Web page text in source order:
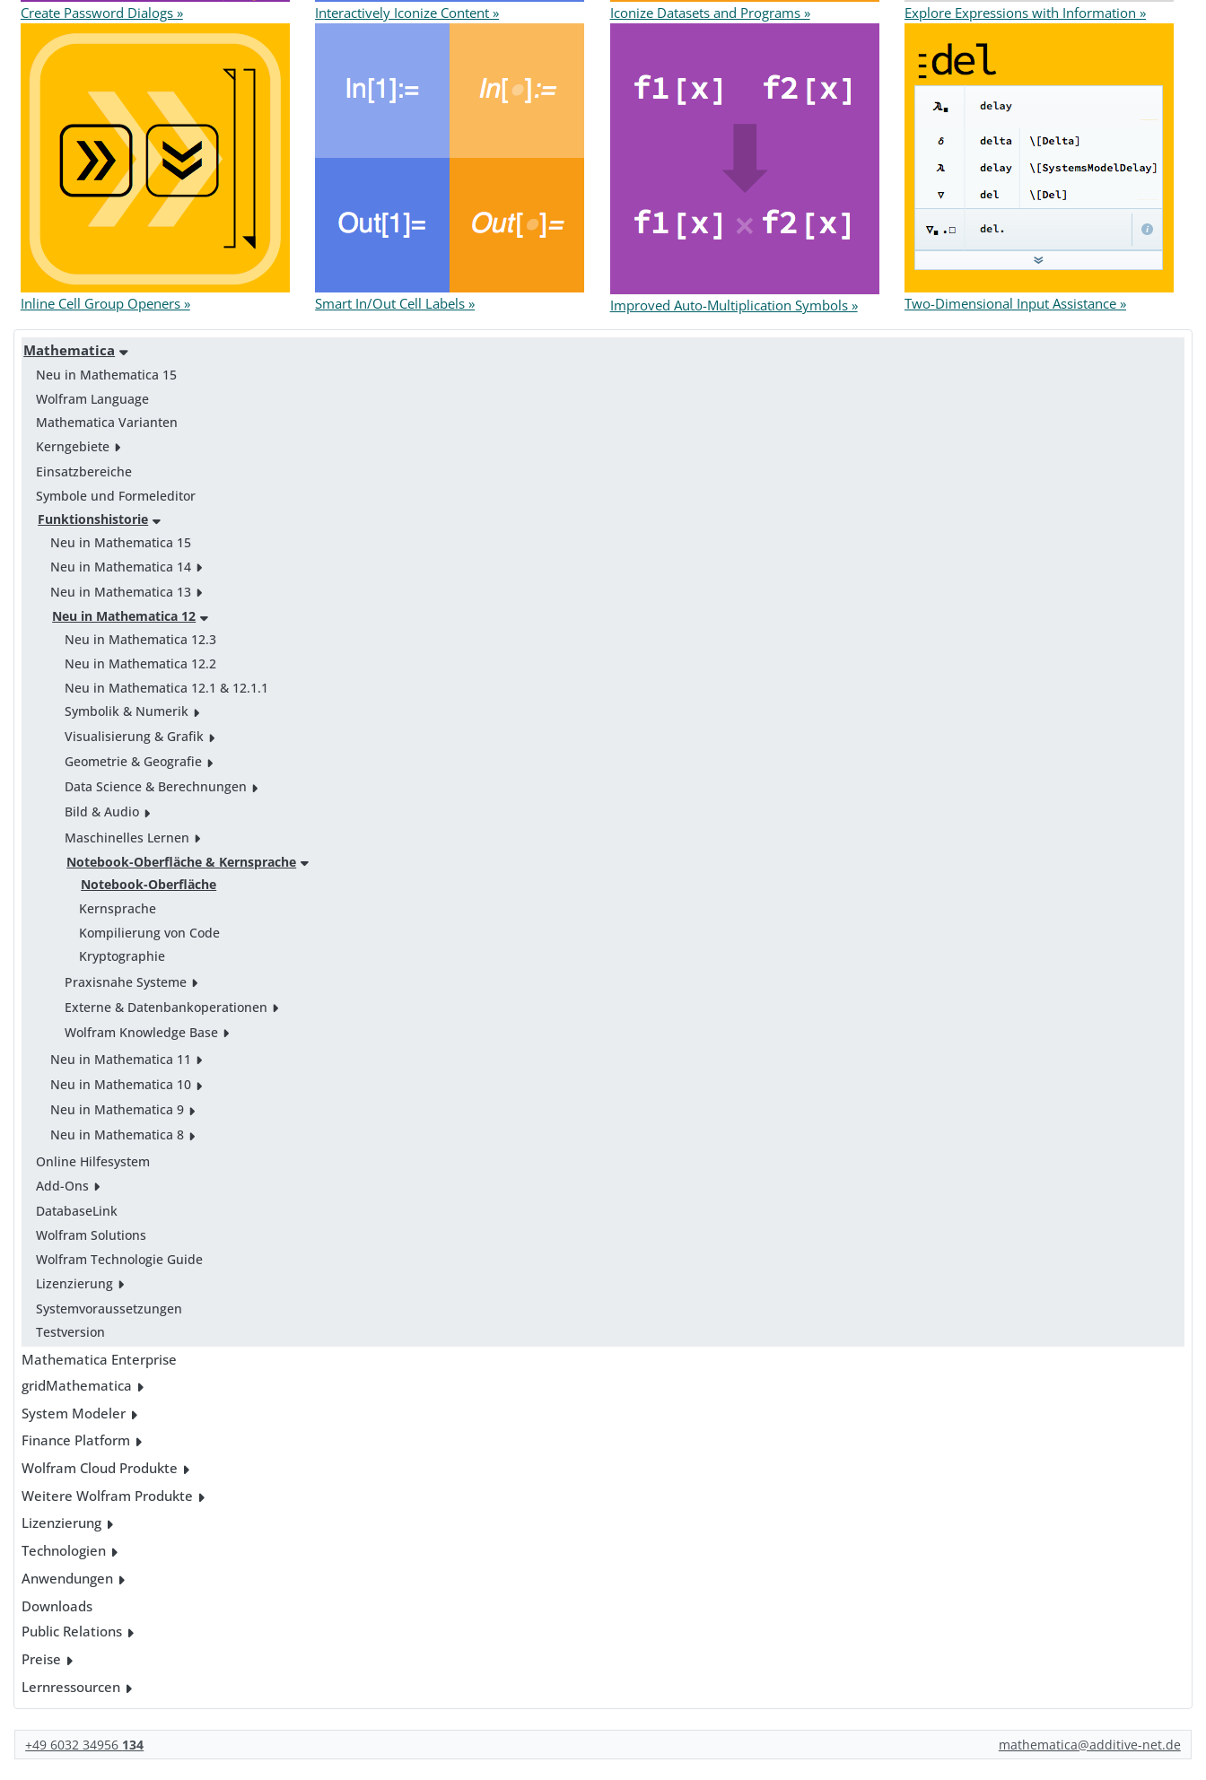
Mathematica
Neu in Mathematica 15
Wolfram Language
Mathematica Varianten
Kerngebiete
Einsatzbereiche
Symbole und Formeleditor
Funktionshistorie
Neu in Mathematica 15
Neu in Mathematica 14
Neu in Mathematica 13
Neu in Mathematica 12
Neu in Mathematica 12.3
Neu in Mathematica 12.2
Neu in Mathematica 12.1 & 12.1.1
Symbolik & Numerik
Visualisierung & Grafik
Geometrie & Geografie
Data Science & Berechnungen
Bild & Audio
Maschinelles Lernen
Notebook-Oberfläche & Kernsprache
Notebook-Oberfläche
Kernsprache
Kompilierung von Code
Kryptographie
Praxisnahe Systeme
Externe & Datenbankoperationen
Wolfram Knowledge Base
Neu in Mathematica 11
Neu in Mathematica 10
Neu in Mathematica 9
Neu in Mathematica 8
Online Hilfesystem
Add-Ons
DatabaseLink
Wolfram Solutions
Wolfram Technologie Guide
Lizenzierung
Systemvoraussetzungen
Testversion
Mathematica Enterprise
gridMathematica
System Modeler
Finance Platform
Wolfram Cloud Produkte
Weitere Wolfram Produkte
Lizenzierung
Technologien
Anwendungen
Downloads
Public Relations
Preise
Lernressourcen
+49 6032 34956 134 mathematica@additive-net.de
Create Password Dialogs » Interactively Iconize Content » Iconize Datasets and Programs » Explore Expressions with Information »
Inline Cell Group Openers » Smart In/Out Cell Labels » Improved Auto-Multiplication Symbols » Two-Dimensional Input Assistance »